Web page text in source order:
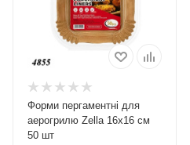
Форми пергаментні для
аерогрилю Zella 16х16 см
50 шт